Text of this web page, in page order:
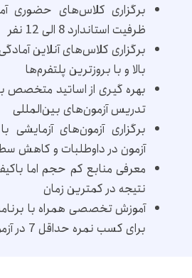
برگزاری کلاس‌های حضوری
ظرفیت استاندارد 8 الی 12 نفر
برگزاری کلاس‌های آنلاین
بالا و با بروزترین پلتفرم‌ها
تدریس آزمون‌های بین‌المللی
برگزاری آزمون‌های آزمایشی
آزمون در داوطلبات و کاهش
معرفی منابع کم حجم اما
نتیجه در کمترین زمان
آموزش تخصصی همراه با
برای کسب نمره حداقل 7 در آزمون سلپیپ